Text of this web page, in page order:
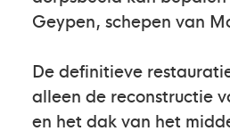
Geypen, schepen van
De definitieve
alleen de reconstructie
en het dak van het